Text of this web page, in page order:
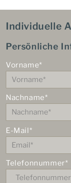
Individuelle
Persönliche
Vorname*
Nachname*
E-Mail*
Telefonnummer*